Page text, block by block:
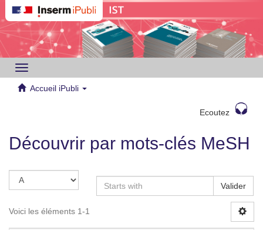
Toggle
navigation
Accueil iPubli
Ecoutez
Découvrir par mots-clés MeSH
Valider
Voici les éléments 1-1